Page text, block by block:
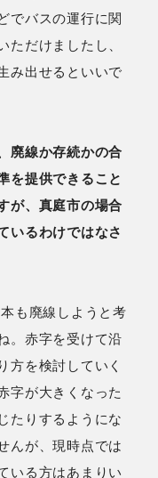
でバスの運行に関
ただけましたし、
み出せるといいで
廃線か存続かの合
を提供できること
が、真庭市の場合
いるわけではなさ
も廃線しようと考
。赤字を受けて沿
方を検討していく
字が大きくなった
たりするようにな
んが、現時点では
いる方はあまりい